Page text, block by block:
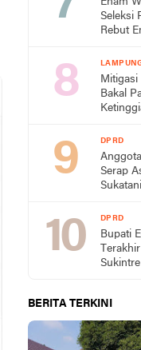
Seleksi
Rebut
Mitigasi
Bakal
DPRD
Serap
DPRD
Bupati
Sukintre
BERITA TERKINI